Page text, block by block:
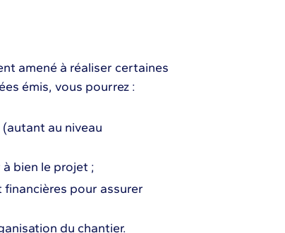
amené à réaliser certaines
émis, vous pourrez :
au niveau
bien le projet ;
pour assurer
du chantier.